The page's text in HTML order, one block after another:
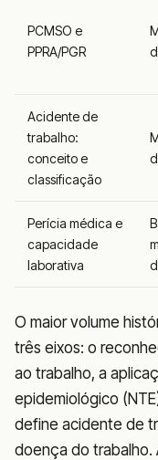
PCMSO e
PPRA/PGR
Acidente de
trabalho:
conceito e
classificação
Perícia médica e
capacidade
laborativa
O maior volume
três eixos: o
ao trabalho, a
epidemiológico
define acidente de
doença do trabalho.